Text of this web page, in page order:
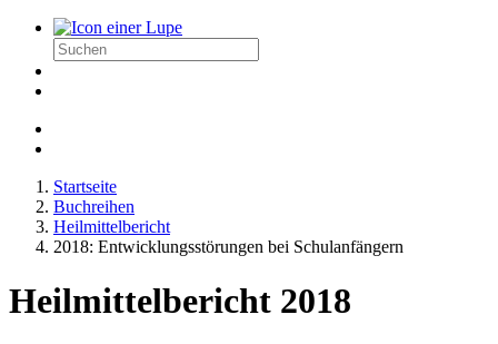
Startseite
Buchreihen
Heilmittelbericht
2018: Entwicklungsstörungen bei Schulanfängern
Heilmittelbericht 2018